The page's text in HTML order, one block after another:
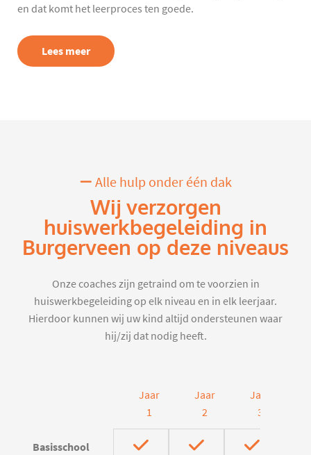
en dat komt het leerproces ten goede.
Lees meer
Alle hulp onder één dak
Wij verzorgen
huiswerkbegeleiding in
Burgerveen op deze niveaus
Onze coaches zijn getraind om te voorzien in
huiswerkbegeleiding op elk niveau en in elk leerjaar.
Hierdoor kunnen wij uw kind altijd ondersteunen waar
hij/zij dat nodig heeft.
Jaar
1
Jaar
2
Jaar
3
Basisschool